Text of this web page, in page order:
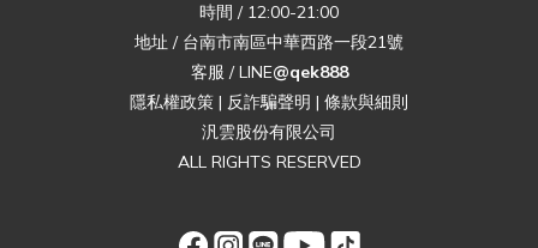
時間 / 12:00-21:00
地址 / 台南市南區中華西路一段21號
客服 / LINE@qek888
隱私權政策 | 反詐騙聲明 | 條款與細則
汎雲股份有限公司
ALL RIGHTS RESERVED